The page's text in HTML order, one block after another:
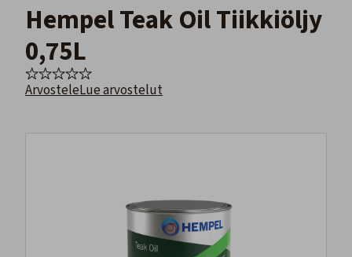
Hempel Teak Oil Tiikkiöljy
0,75L
ArvosteleLue arvostelut